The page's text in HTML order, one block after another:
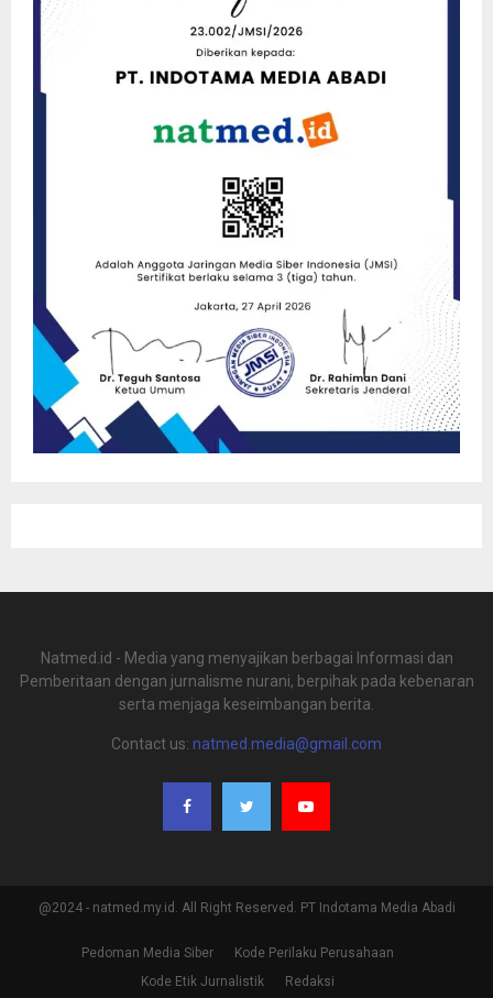
Natmed.id - Media yang menyajikan berbagai Informasi dan
Pemberitaan dengan jurnalisme nurani, berpihak pada kebenaran
serta menjaga keseimbangan berita.
Contact us: natmed.media@gmail.com
@2024 - natmed.my.id. All Right Reserved. PT Indotama Media Abadi
Pedoman Media Siber
Kode Perilaku Perusahaan
Kode Etik Jurnalistik
Redaksi